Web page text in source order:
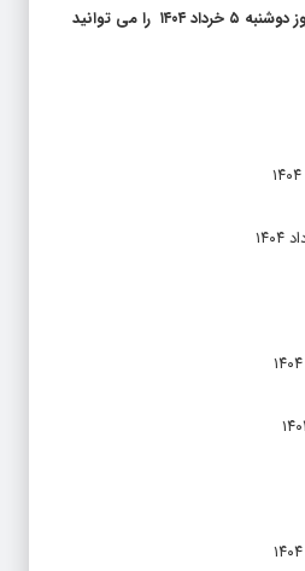
اول روزنامه های اقتصادی امروز دوشنبه ۵ خرداد ۱۴۰۴ را می توانید